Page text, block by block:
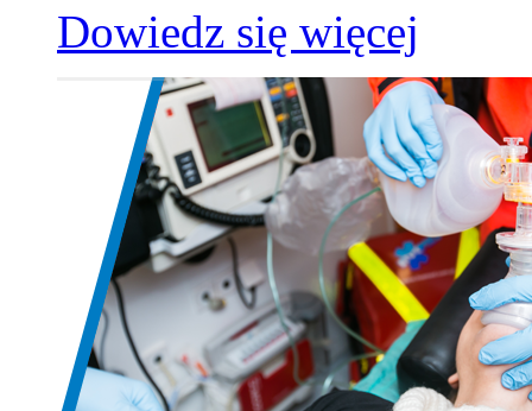
Dowiedz się więcej